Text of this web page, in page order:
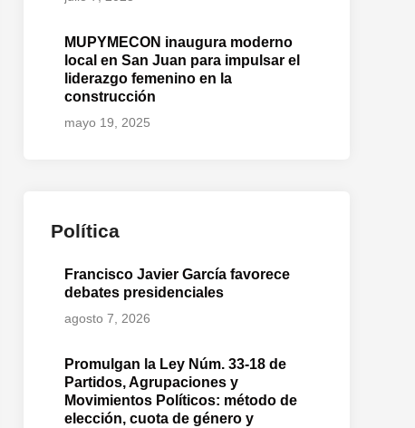
MUPYMECON inaugura moderno
local en San Juan para impulsar el
liderazgo femenino en la
construcción
mayo 19, 2025
Política
Francisco Javier García favorece
debates presidenciales
agosto 7, 2026
Promulgan la Ley Núm. 33-18 de
Partidos, Agrupaciones y
Movimientos Políticos: método de
elección, cuota de género y